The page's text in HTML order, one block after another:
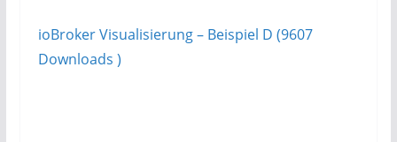
ioBroker Visualisierung – Beispiel D (9607
Downloads )